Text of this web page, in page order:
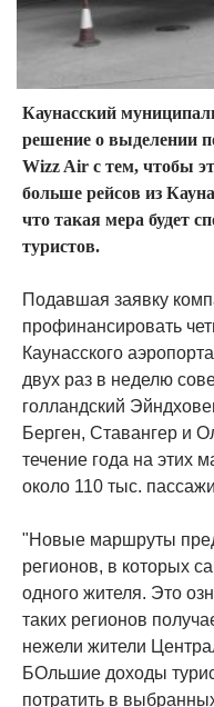
Каунасский
решение о выделении
Wizz Air с тем, чтобы
больше рейсов из
что такая мера будет
туристов.
Подавшая заявку
профинансировать
Каунасского
двух раз в неделю
голландский
Берген, Ставангер и
течение года на этих
около 110 тыс.
"Новые маршруты
регионов, в которых
одного жителя. Это
таких регионов
нежели жители
БОльшие доходы
потратить в